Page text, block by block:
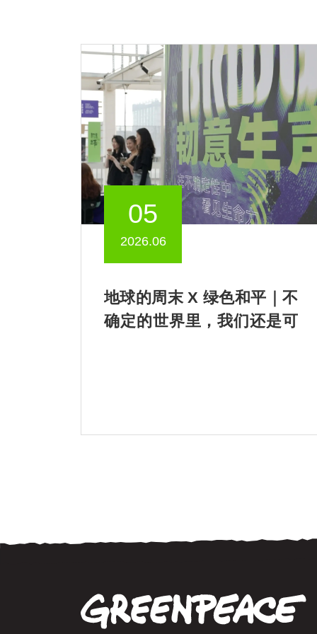
05
2026.06
地球的周末 X 绿色和平｜不
确定的世界里，我们还是可